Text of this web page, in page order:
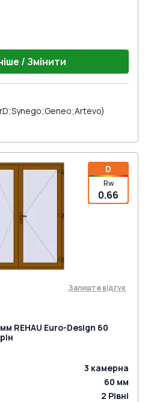
/ Змінити
D
Rw
0.66
Залиште відгук
REHAU Euro-Design 60
3 камерна
60 мм
2 Рівні